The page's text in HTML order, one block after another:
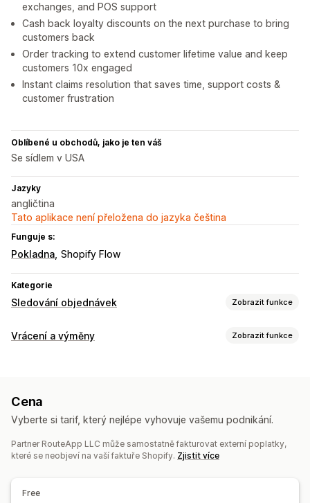
exchanges, and POS support
Cash back loyalty discounts on the next purchase to bring
customers back
Order tracking to extend customer lifetime value and keep
customers 10x engaged
Instant claims resolution that saves time, support costs &
customer frustration
Oblíbené u obchodů, jako je ten váš
Se sídlem v USA
Jazyky
angličtina
Tato aplikace není přeložena do jazyka čeština
Funguje s:
Pokladna Shopify Flow
Kategorie
Sledování objednávek Zobrazit funkce
Sledování
Notifikace
Automatizace
Vrácení a výměny Zobrazit funkce
Výměny
Dárkové karty Kredit pro obchod Vracení dárků
Slevové kódy
Cena
Vyberte si tarif, který nejlépe vyhovuje vašemu podnikání.
Partner RouteApp LLC může samostatně fakturovat externí poplatky,
které se neobjeví na vaší faktuře Shopify. Zjistit více
Free